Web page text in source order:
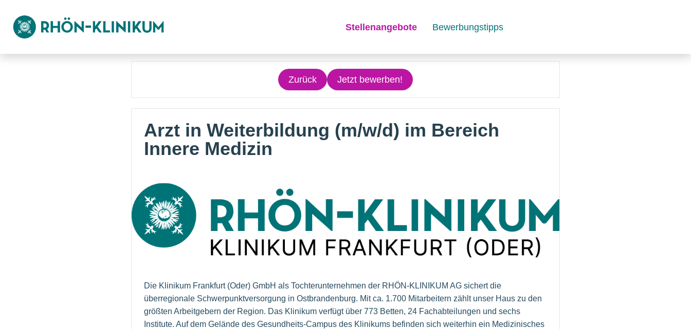
Stellenangebote Bewerbungstipps
Zurück Jetzt bewerben!
Arzt in Weiterbildung (m/w/d) im Bereich
Innere Medizin
Die Klinikum Frankfurt (Oder) GmbH als Tochterunternehmen der RHÖN-KLINIKUM AG sichert die
überregionale Schwerpunktversorgung in Ostbrandenburg. Mit ca. 1.700 Mitarbeitern zählt unser Haus zu den
größten Arbeitgebern der Region. Das Klinikum verfügt über 773 Betten, 24 Fachabteilungen und sechs
Institute. Auf dem Gelände des Gesundheits-Campus des Klinikums befinden sich weiterhin ein Medizinisches